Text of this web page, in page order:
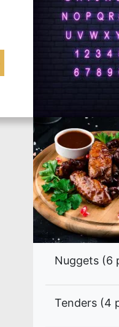
Nuggets (6
Tenders (4